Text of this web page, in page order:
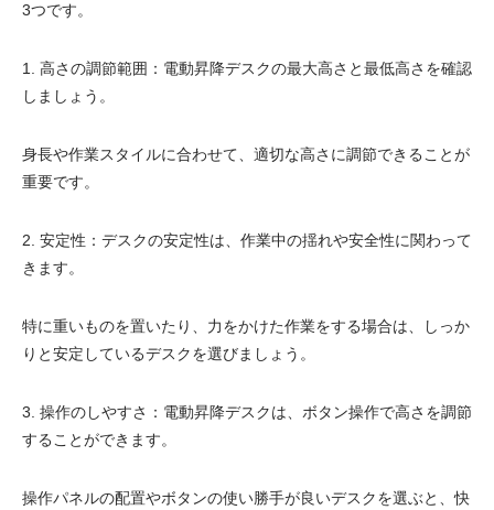
電動昇降洗面台
3つです。
1. 高さの調節範囲：電動昇降デスクの最大高さと最低高さを確認
しましょう。
身長や作業スタイルに合わせて、適切な高さに調節できることが
重要です。
2. 安定性：デスクの安定性は、作業中の揺れや安全性に関わって
きます。
特に重いものを置いたり、力をかけた作業をする場合は、しっか
りと安定しているデスクを選びましょう。
3. 操作のしやすさ：電動昇降デスクは、ボタン操作で高さを調節
することができます。
操作パネルの配置やボタンの使い勝手が良いデスクを選ぶと、快